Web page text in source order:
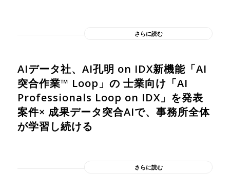
さらに読む
AIデータ社、AI孔明 on IDX新機能「AI
突合作業™ Loop」の 士業向け「AI
Professionals Loop on IDX」を発表
案件× 成果データ突合AIで、事務所全体
が学習し続ける
さらに読む